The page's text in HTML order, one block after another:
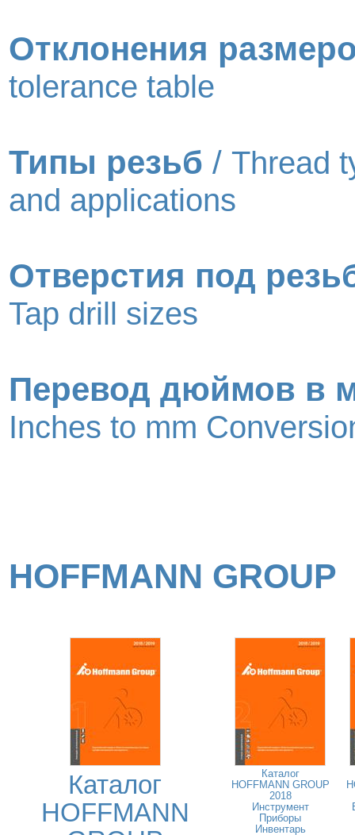
Отклонения
tolerance table
Типы резьб / Thread
and applications
Отверстия под
Tap drill sizes
Перевод дюймов в
Inches to mm
HOFFMANN GROUP
Каталог
HOFFMANN
Каталог
HOFFMANN GROUP
2018
Инструмент
Приборы
Инвентарь